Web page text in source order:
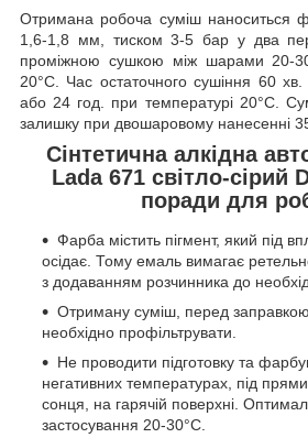
Отримана робоча суміш наноситься
1,6-1,8 мм, тиском 3-5 бар у два
проміжною сушкою між шарами 20-
20°C. Час остаточного сушіння 60
або 24 год. при температурі 20°C.
залишку при двошаровому нанесенні
Сінтетична алкідна
Lada 671 світло-сірий
поради для
Фарба містить пігмент, який під
осідає. Тому емаль вимагає
з додаванням розчинника до
Отриману суміш, перед
необхідно профільтрувати.
Не проводити підготовку та
негативних температурах, під
сонця, на гарячій поверхні.
застосування 20-30°C.